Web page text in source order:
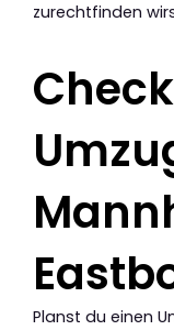
zurechtfinden
Planst du einen